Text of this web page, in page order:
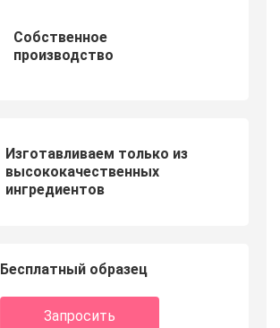
Собственное
производство
Изготавливаем только из
высококачественных
ингредиентов
Бесплатный образец
Запросить